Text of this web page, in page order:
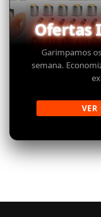
Ofertas
Garimpamos
semana.
VER